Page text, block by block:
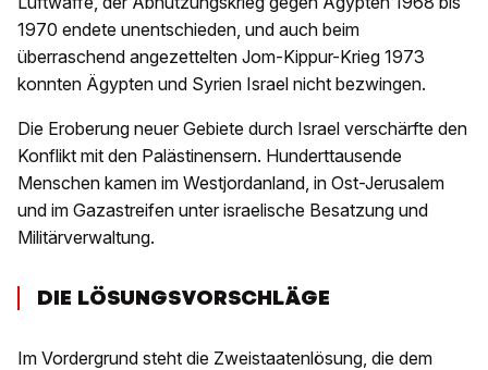
1970 endete unentschieden, und auch beim
überraschend angezettelten Jom-Kippur-Krieg 1973
konnten Ägypten und Syrien Israel nicht bezwingen.
Die Eroberung neuer Gebiete durch Israel verschärfte den
Konflikt mit den Palästinensern. Hunderttausende
Menschen kamen im Westjordanland, in Ost-Jerusalem
und im Gazastreifen unter israelische Besatzung und
Militärverwaltung.
DIE LÖSUNGSVORSCHLÄGE
Im Vordergrund steht die Zweistaatenlösung, die dem